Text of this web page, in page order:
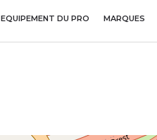
EQUIPEMENT DU PRO MARQUES